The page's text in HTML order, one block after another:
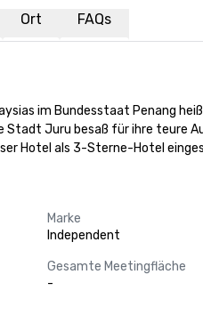
Ort FAQs
im Bundesstaat Penang
Stadt Juru besaß für ihre
Hotel als 3-Sterne-Hotel
Marke
Independent
Gesamte Meetingfläche
-